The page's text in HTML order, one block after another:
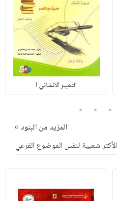
التعبير الانشائي ا
3
4
5
المزيد من البنود »
الأكثر شعبية لنفس الموضوع الفرعي